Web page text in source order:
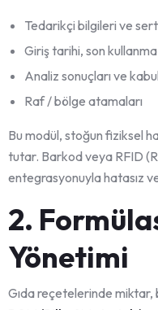
Tedarikçi bilgileri ve
Giriş tarihi, son
Analiz sonuçları ve
Raf / bölge atamaları
Bu modül, stoğun fiziksel
tutar. Barkod veya RFID
entegrasyonuyla hatasız
2.
Yönetimi
Gıda reçetelerinde